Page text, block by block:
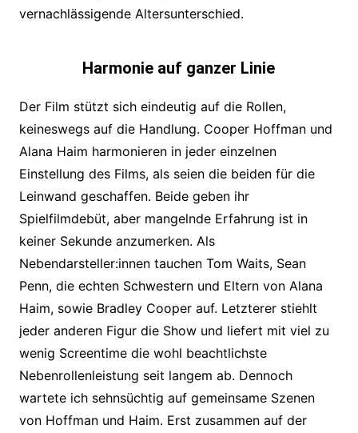
vernachlässigende Altersunterschied.
Harmonie auf ganzer Linie
Der Film stützt sich eindeutig auf die Rollen,
keineswegs auf die Handlung. Cooper Hoffman und
Alana Haim harmonieren in jeder einzelnen
Einstellung des Films, als seien die beiden für die
Leinwand geschaffen. Beide geben ihr
Spielfilmdebüt, aber mangelnde Erfahrung ist in
keiner Sekunde anzumerken. Als
Nebendarsteller:innen tauchen Tom Waits, Sean
Penn, die echten Schwestern und Eltern von Alana
Haim, sowie Bradley Cooper auf. Letzterer stiehlt
jeder anderen Figur die Show und liefert mit viel zu
wenig Screentime die wohl beachtlichste
Nebenrollenleistung seit langem ab. Dennoch
wartete ich sehnsüchtig auf gemeinsame Szenen
von Hoffman und Haim. Erst zusammen auf der